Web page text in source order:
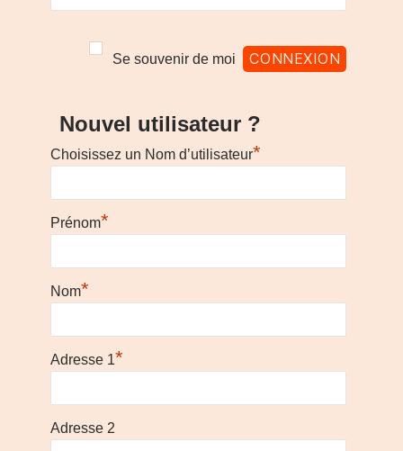
Se souvenir de moi
Nouvel utilisateur ?
Choisissez un Nom d’utilisateur*
Prénom*
Nom*
Adresse 1*
Adresse 2